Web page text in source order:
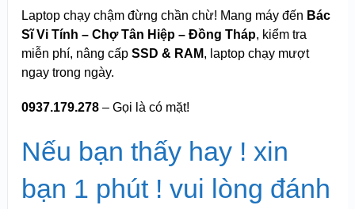
Laptop chạy chậm đừng chần chừ! Mang máy đến Bác
Sĩ Vi Tính – Chợ Tân Hiệp – Đồng Tháp, kiểm tra
miễn phí, nâng cấp SSD & RAM, laptop chạy mượt
ngay trong ngày.
0937.179.278– Gọi là có mặt!
Nếu bạn thấy hay ! xin
bạn 1 phút ! vui lòng đánh